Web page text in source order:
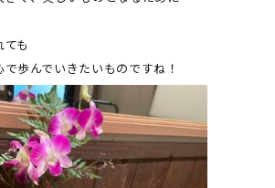
も
歩んでいきたいものですね！